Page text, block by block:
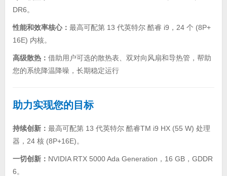
DR6。
性能和效率核心： 最高可配第 13 代英特尔 酷睿 i9，24 个 (8P+
16E) 内核。
高级散热： 借助用户可选的散热表、双对向风扇和导热管，帮助
您的系统降温降噪，长期稳定运行
助力实现您的目标
持续创新： 最高可配第 13 代英特尔 酷睿TM i9 HX (55 W) 处理
器，24 核 (8P+16E)。
一切创新： NVIDIA RTX 5000 Ada Generation，16 GB，GDDR
6。